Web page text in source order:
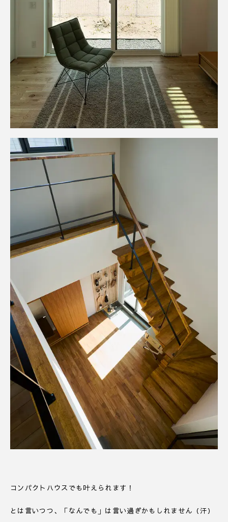
コンパクトハウスでも叶えられます！
とは言いつつ、「なんでも」は言い過ぎかもしれません（汗）